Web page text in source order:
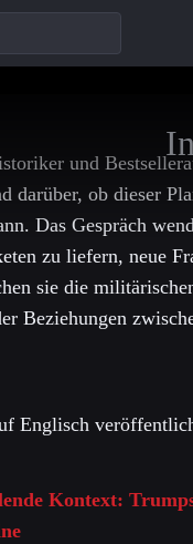
und
darüber, ob dieser
Das Gespräch
zu liefern, neue
sie die
Beziehungen
Englisch
Kontext: